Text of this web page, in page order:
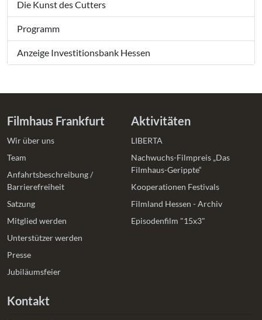
Die Kunst des Cutters
Programm
Anzeige Investitionsbank Hessen
Filmhaus Frankfurt
Wir über uns
Team
Anfahrtsbeschreibung /
Barrierefreiheit
Satzung
Mitglied werden
Unterstützer werden
Presse
Jubiläumsfeier
Aktivitäten
LIBERTA
Nachwuchs-Filmpreis „Das
Filmhaus-Gerippte“
Kooperationen Festivals
Filmland Hessen - Archiv
Episodenfilm "15x3"
Kontakt